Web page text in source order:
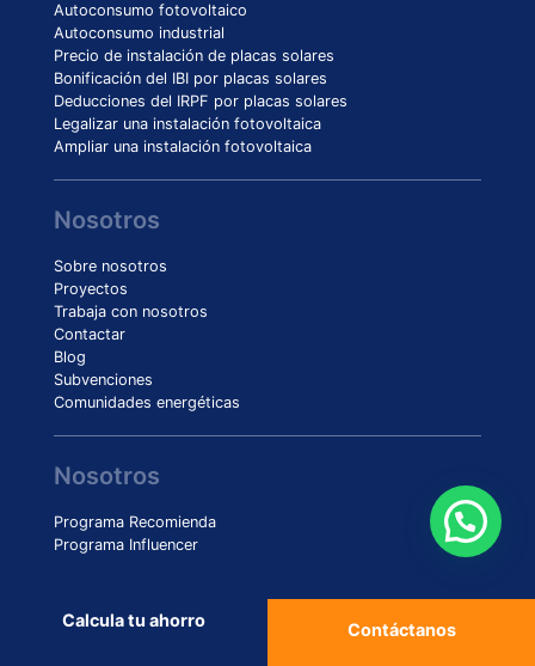
Autoconsumo fotovoltaico
Autoconsumo industrial
Precio de instalación de placas solares
Bonificación del IBI por placas solares
Deducciones del IRPF por placas solares
Legalizar una instalación fotovoltaica
Ampliar una instalación fotovoltaica
Nosotros
Sobre nosotros
Proyectos
Trabaja con nosotros
Contactar
Blog
Subvenciones
Comunidades energéticas
Nosotros
Programa Recomienda
Programa Influencer
Calcula tu ahorro Contáctanos